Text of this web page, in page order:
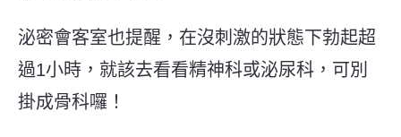
泌密會客室也提醒，在沒刺激的狀態下勃起超
過1小時，就該去看看精神科或泌尿科，可別
掛成骨科囉！